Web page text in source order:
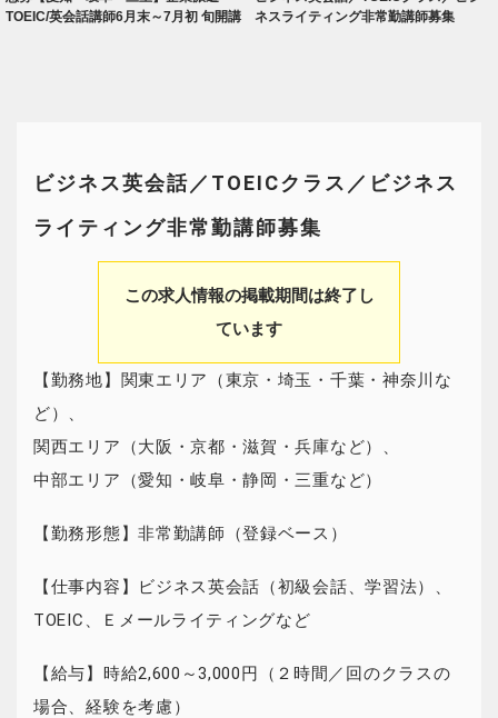
TOEIC/英会話講師6月末～7月初 旬開講
ネスライティング非常勤講師募集
ビジネス英会話／TOEICクラス／ビジネス
ライティング非常勤講師募集
この求人情報の掲載期間は終了し
ています
【勤務地】関東エリア（東京・埼玉・千葉・神奈川な
ど）、
関西エリア（大阪・京都・滋賀・兵庫など）、
中部エリア（愛知・岐阜・静岡・三重など）
【勤務形態】非常勤講師（登録ベース）
【仕事内容】ビジネス英会話（初級会話、学習法）、
TOEIC、Ｅメールライティングなど
【給与】時給2,600～3,000円（２時間／回のクラスの
場合、経験を考慮）